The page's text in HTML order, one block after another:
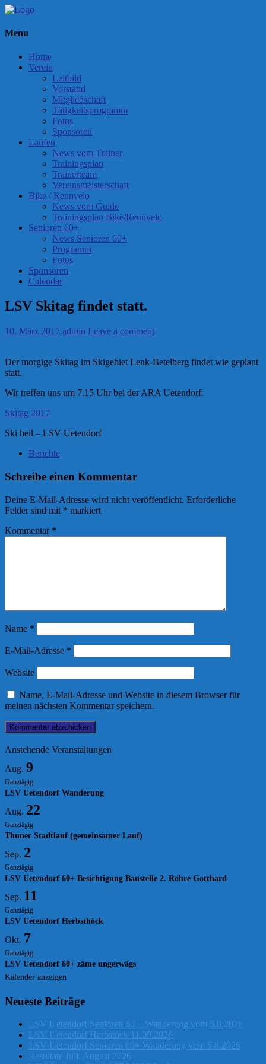
Menu
Home
Verein
Leitbild
Vorstand
Mitgliedschaft
Tätigkeitsprogramm
Fotos
Sponsoren
Laufen
News vom Trainer
Trainingsplan
Trainerteam
Vereinsmeisterschaft
Bike / Rennvelo
News vom Guide
Trainingsplan Bike/Rennvelo
Senioren 60+
News Senioren 60+
Programm
Fotos
Sponsoren
Calendar
LSV Skitag findet statt.
10. März 2017 admin Leave a comment
Der morgige Skitag im Skigebiet Lenk-Betelberg findet wie geplant
statt.
Wir treffen uns um 7.15 Uhr bei der ARA Uetendorf.
Skitag 2017
Ski heil – LSV Uetendorf
Berichte
Schreibe einen Kommentar
Deine E-Mail-Adresse wird nicht veröffentlicht. Erforderliche
Felder sind mit * markiert
Kommentar *
Name *
E-Mail-Adresse *
Website
Name, E-Mail-Adresse und Website in diesem Browser für
meinen nächsten Kommentar speichern.
Anstehende Veranstaltungen
Aug. 9
Ganztägig
LSV Uetendorf Wanderung
Aug. 22
Ganztägig
Thuner Stadtlauf (gemeinsamer Lauf)
Sep. 2
Ganztägig
LSV Uetendorf 60+ Besichtigung Baustelle 2. Röhre Gotthard
Sep. 11
Ganztägig
LSV Uetendorf Herbsthöck
Okt. 7
Ganztägig
LSV Uetendorf 60+ zäme ungerwägs
Kalender anzeigen
Neueste Beiträge
LSV Uetendorf Senioren 60 + Wanderung vom 5.8.2026
LSV Uetendorf Herbstöck 11.09.2026
LSV Uetendorf Senioren 60+ Wanderung vom 5.8.2026
Resultate Juli, August 2026